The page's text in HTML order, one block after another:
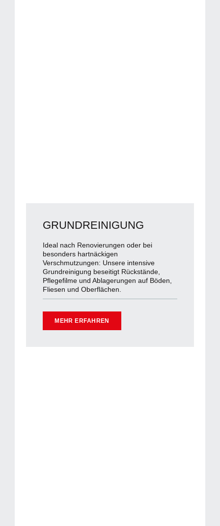
GRUNDREINIGUNG
Ideal nach Renovierungen oder bei
besonders hartnäckigen
Verschmutzungen: Unsere intensive
Grundreinigung beseitigt Rückstände,
Pflegefilme und Ablagerungen auf Böden,
Fliesen und Oberflächen.
MEHR ERFAHREN